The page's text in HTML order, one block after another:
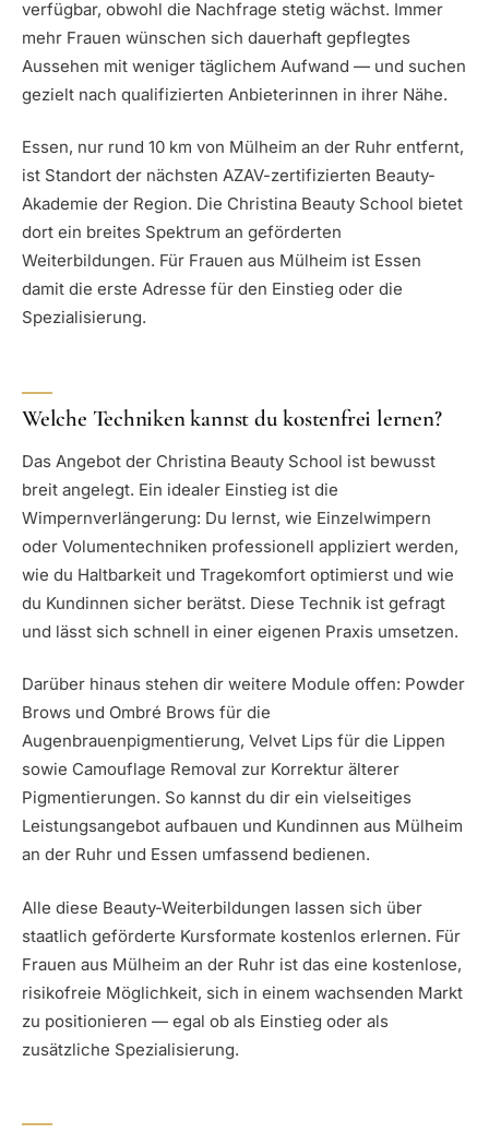
verfügbar, obwohl die Nachfrage stetig wächst. Immer
mehr Frauen wünschen sich dauerhaft gepflegtes
Aussehen mit weniger täglichem Aufwand — und suchen
gezielt nach qualifizierten Anbieterinnen in ihrer Nähe.
Essen, nur rund 10 km von Mülheim an der Ruhr entfernt,
ist Standort der nächsten AZAV-zertifizierten Beauty-
Akademie der Region. Die Christina Beauty School bietet
dort ein breites Spektrum an geförderten
Weiterbildungen. Für Frauen aus Mülheim ist Essen
damit die erste Adresse für den Einstieg oder die
Spezialisierung.
Welche Techniken kannst du kostenfrei lernen?
Das Angebot der Christina Beauty School ist bewusst
breit angelegt. Ein idealer Einstieg ist die
Wimpernverlängerung: Du lernst, wie Einzelwimpern
oder Volumentechniken professionell appliziert werden,
wie du Haltbarkeit und Tragekomfort optimierst und wie
du Kundinnen sicher berätst. Diese Technik ist gefragt
und lässt sich schnell in einer eigenen Praxis umsetzen.
Darüber hinaus stehen dir weitere Module offen: Powder
Brows und Ombré Brows für die
Augenbrauenpigmentierung, Velvet Lips für die Lippen
sowie Camouflage Removal zur Korrektur älterer
Pigmentierungen. So kannst du dir ein vielseitiges
Leistungsangebot aufbauen und Kundinnen aus Mülheim
an der Ruhr und Essen umfassend bedienen.
Alle diese Beauty-Weiterbildungen lassen sich über
staatlich geförderte Kursformate kostenlos erlernen. Für
Frauen aus Mülheim an der Ruhr ist das eine kostenlose,
risikofreie Möglichkeit, sich in einem wachsenden Markt
zu positionieren — egal ob als Einstieg oder als
zusätzliche Spezialisierung.